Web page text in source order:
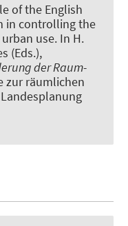
of the English
in controlling the
use. In H.
(Eds.),
der Raum-
zur räumlichen